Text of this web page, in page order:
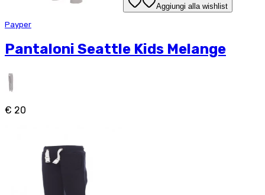
Aggiungi alla wishlist
Payper
Pantaloni Seattle Kids Melange
€ 20